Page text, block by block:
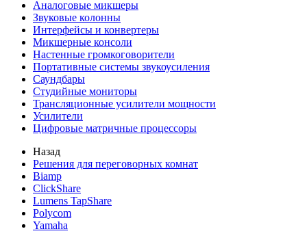
Аналоговые микшеры
Звуковые колонны
Интерфейсы и конвертеры
Микшерные консоли
Настенные громкоговорители
Портативные системы звукоусиления
Саундбары
Студийные мониторы
Трансляционные усилители мощности
Усилители
Цифровые матричные процессоры
Назад
Решения для переговорных комнат
Biamp
ClickShare
Lumens TapShare
Polycom
Yamaha